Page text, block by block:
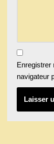
Enregistrer
navigateur